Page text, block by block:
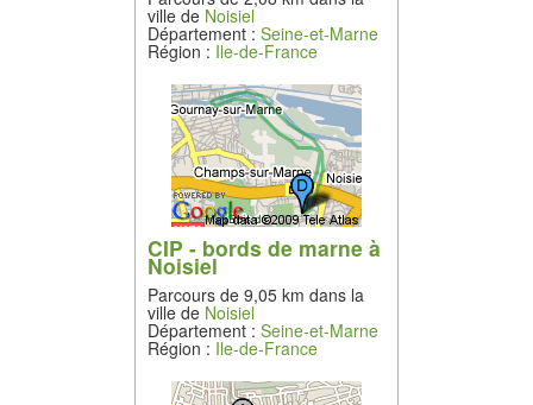
ville de Noisiel
Département : Seine-et-Marne
Région : Ile-de-France
CIP - bords de marne à
Noisiel
Parcours de 9,05 km dans la
ville de Noisiel
Département : Seine-et-Marne
Région : Ile-de-France